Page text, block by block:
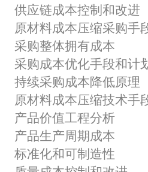
供应链成本控制和改
原材料成本压缩采购手
采购整体拥有成本
采购成本优化手段和计
持续采购成本降低原理
原材料成本压缩技术手
产品价值工程分析
产品生产周期成本
标准化和可制造性